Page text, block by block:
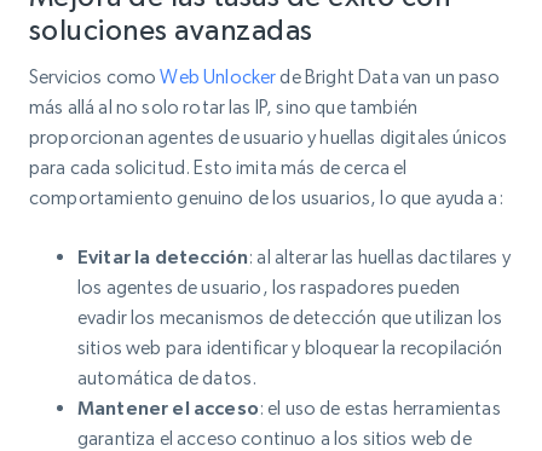
soluciones avanzadas
Servicios comoWeb Unlockerde Bright Data van un paso
más allá al no solo rotar las IP, sino que también
proporcionan agentes de usuario y huellas digitales únicos
para cada solicitud. Esto imita más de cerca el
comportamiento genuino de los usuarios, lo que ayuda a:
Evitar la detección: al alterar las huellas dactilares y
los agentes de usuario, los raspadores pueden
evadir los mecanismos de detección que utilizan los
sitios web para identificar y bloquear la recopilación
automática de datos.
Mantener el acceso: el uso de estas herramientas
garantiza el acceso continuo a los sitios web de